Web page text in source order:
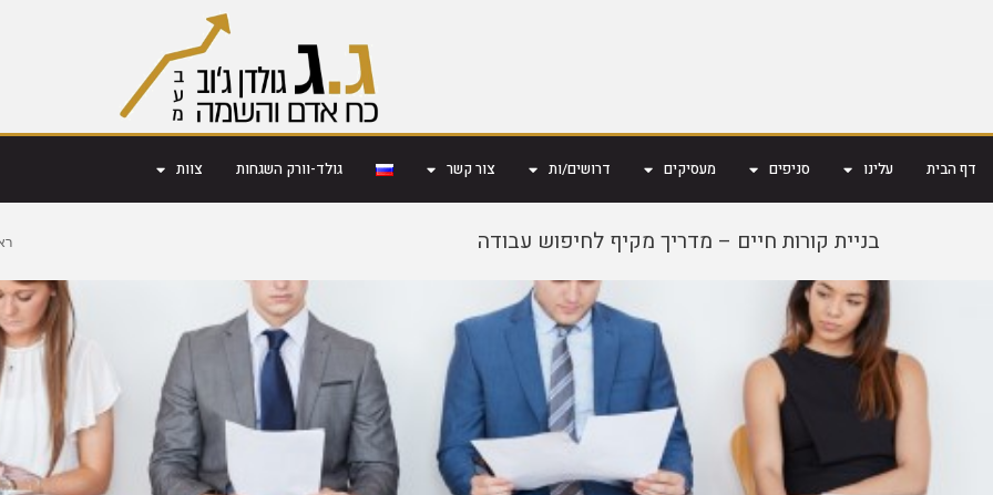
דף הבית עלינו סניפים מעסיקים דרושים/ות צור קשר גולד-וורק השגחות צוות
בניית קורות חיים – מדריך מקיף לחיפוש עבודה